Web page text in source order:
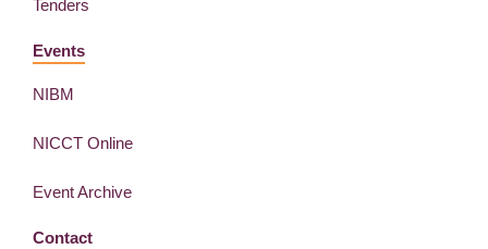
Tenders
Events
NIBM
NICCT Online
Event Archive
Contact